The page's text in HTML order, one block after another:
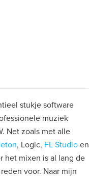
stukje software
muziek
Net zoals met alle
, Logic, FL Studio en
het mixen is al lang de
voor. Naar mijn